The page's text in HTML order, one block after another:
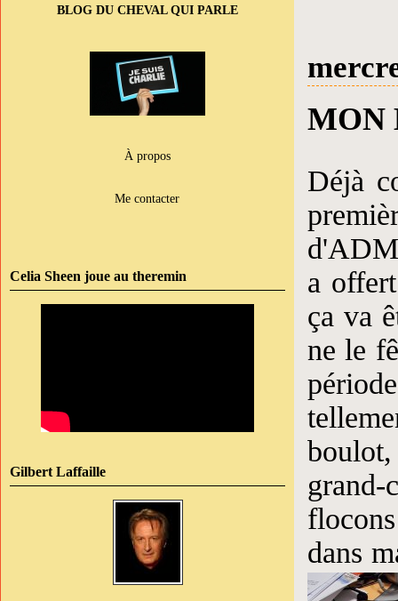
BLOG DU CHEVAL QUI PARLE
À propos
Me contacter
Celia Sheen joue au theremin
Gilbert Laffaille
MON
Déjà
a
ça va
ne le
boulot,
dans